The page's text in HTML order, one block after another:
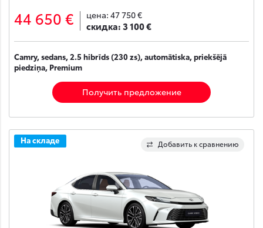
44 650 € цена: 47 750 €
скидка:3 100 €
Camry, sedans, 2.5 hibrīds (230 zs), automātiska, priekšējā
piedziņa, Premium
Получить предложение
Добавить к сравнению
На складе